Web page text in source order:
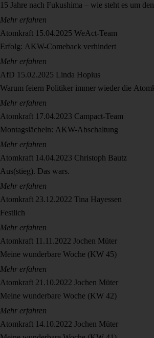
15 Jahre nach Fukushima – wie steht es um
Mehr erfahren
Atomkraft 15.04.2025 WeAct-Team
Erfolg: AKW-Comeback verhindert
Mehr erfahren
AfD 15.02.2025 Linda Hopius
Warum feiern Politiker immer wieder die
Mehr erfahren
Atomkraft 17.04.2023 Campact-Team
Montagslächeln: AKW-Abschaltung
Mehr erfahren
Atomkraft 14.04.2023 Christoph Bautz
Aus(stieg). Das wars.
Mehr erfahren
Atomkraft 23.12.2022 Tina Hayessen
Festlich
Mehr erfahren
Atomkraft 11.11.2022 Jochen Müter
Meine wunderbare Woche (KW 45)
Mehr erfahren
Atomkraft 21.10.2022 Jochen Müter
Meine wunderbare Woche (KW 42)
Mehr erfahren
Atomkraft 14.10.2022 Jochen Müter